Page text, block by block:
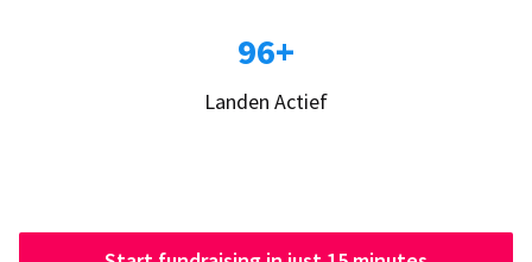
96+
Landen Actief